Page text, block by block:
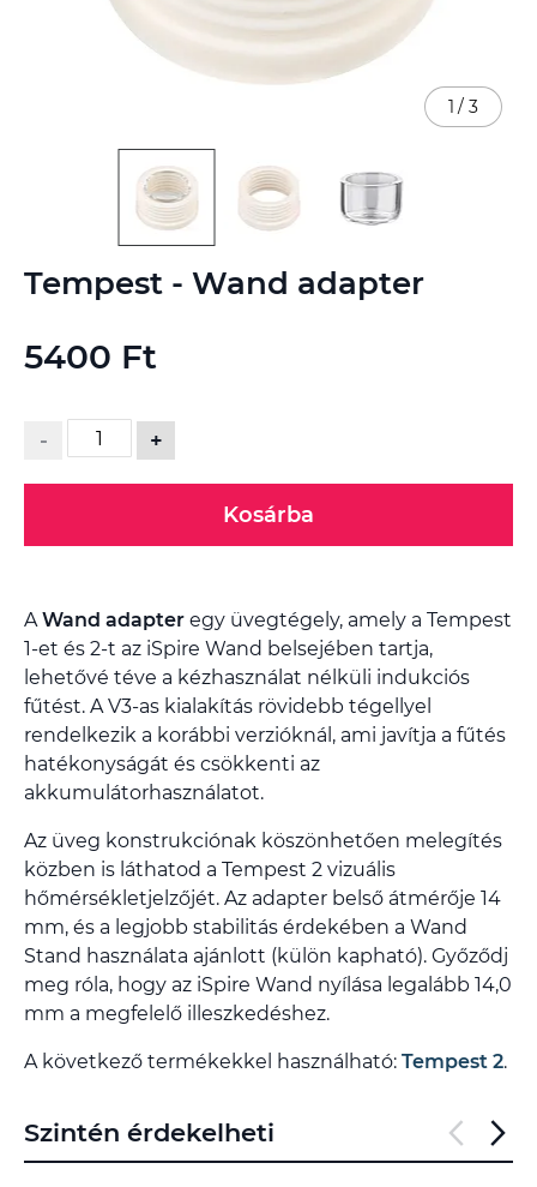
Tempest - Wand adapter
5400 Ft
- +
Kosárba
AWand adapter egy üvegtégely, amely a Tempest
1-et és 2-t az iSpire Wand belsejében tartja,
lehetővé téve a kézhasználat nélküli indukciós
fűtést. A V3-as kialakítás rövidebb tégellyel
rendelkezik a korábbi verzióknál, ami javítja a fűtés
hatékonyságát és csökkenti az
akkumulátorhasználatot.
Az üveg konstrukciónak köszönhetően melegítés
közben is láthatod a Tempest 2 vizuális
hőmérsékletjelzőjét. Az adapter belső átmérője 14
mm, és a legjobb stabilitás érdekében a Wand
Stand használata ajánlott (külön kapható). Győződj
meg róla, hogy az iSpire Wand nyílása legalább 14,0
mm a megfelelő illeszkedéshez.
A következő termékekkel használható: Tempest 2.
1 / 3
a
képgaléria
Szintén érdekelheti